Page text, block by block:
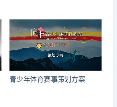
青少年体育赛事策划方案